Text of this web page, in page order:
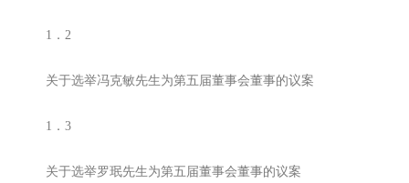
1．2
关于选举冯克敏先生为第五届董事会董事的议案
1．3
关于选举罗珉先生为第五届董事会董事的议案